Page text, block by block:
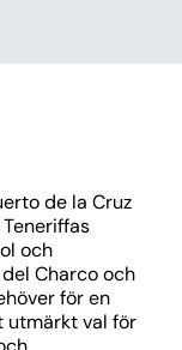
de la Cruz
och
Charco och
för en
utmärkt val för